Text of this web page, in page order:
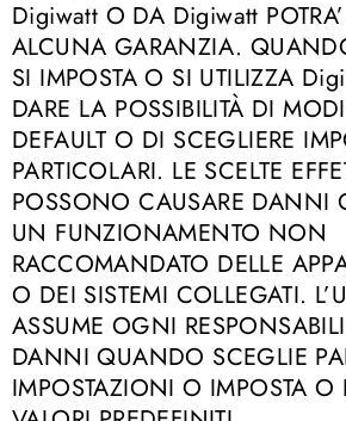
Digiwatt O DA Digiwatt POTRA’
ALCUNA GARANZIA.
SI IMPOSTA O SI UTILIZZA
DARE LA POSSIBILITÀ DI
DEFAULT O DI SCEGLIERE
PARTICOLARI. LE SCELTE
POSSONO CAUSARE DANNI
UN FUNZIONAMENTO NON
RACCOMANDATO DELLE
O DEI SISTEMI COLLEGATI.
ASSUME OGNI
DANNI QUANDO SCEGLIE
IMPOSTAZIONI O IMPOSTA O